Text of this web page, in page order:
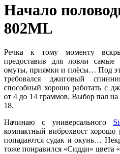
Начало
802ML
Речка к тому моменту
предоставив для ловли самые
омуты, приямки и плёсы… Под
требовался джиговый
способный хорошо работать с
от 4 до 14 граммов. Выбор пал на
18.
Начинаю с универсального
компактный виброхвост хорошо
попадаются судак и окунь…
тоже понравился «Сидди» цвета